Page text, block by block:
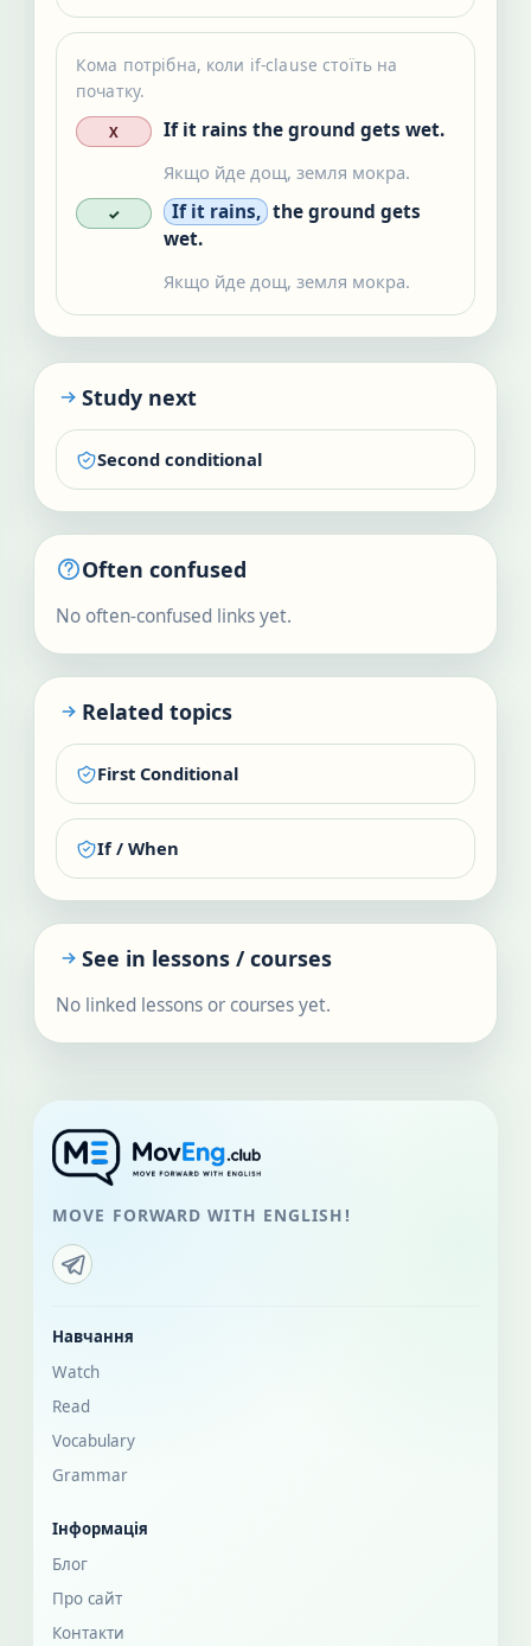
Кома потрібна, коли if-clause стоїть на
початку.
X If it rains the ground gets wet.
Якщо йде дощ, земля мокра.
✓ If it rains, the ground gets
wet.
Якщо йде дощ, земля мокра.
Study next
Second conditional
Often confused
No often-confused links yet.
Related topics
First Conditional
If / When
See in lessons / courses
No linked lessons or courses yet.
MOVE FORWARD WITH ENGLISH!
Навчання
Watch
Read
Vocabulary
Grammar
Інформація
Блог
Про сайт
Контакти